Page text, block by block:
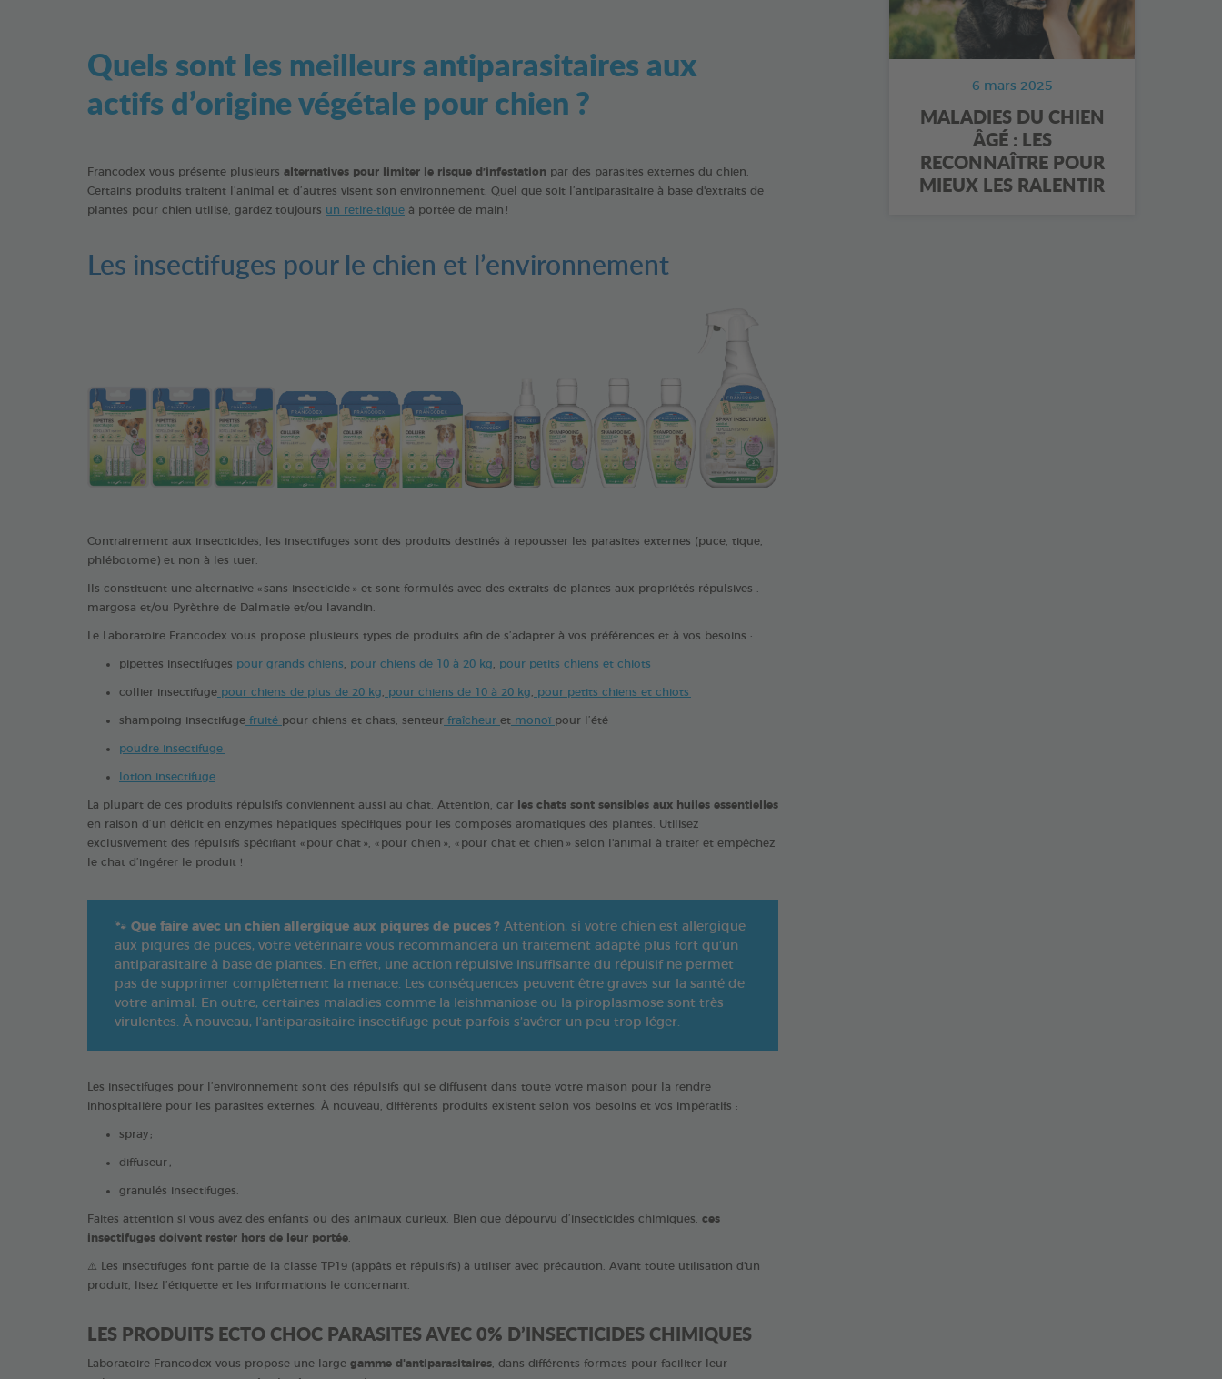
Quels sont les meilleurs antiparasitaires aux
actifs d’origine végétale pour chien ?
Francodex vous présente plusieurs alternatives pour limiter le risque d’infestation par des parasites externes du chien.
Certains produits traitent l’animal et d’autres visent son environnement. Quel que soit l’antiparasitaire à base d'extraits de
plantes pour chien utilisé, gardez toujours un retire-tique à portée de main !
Les insectifuges pour le chien et l’environnement
Contrairement aux insecticides, les insectifuges sont des produits destinés à repousser les parasites externes (puce, tique,
phlébotome) et non à les tuer.
Ils constituent une alternative « sans insecticide » et sont formulés avec des extraits de plantes aux propriétés répulsives :
margosa et/ou Pyrèthre de Dalmatie et/ou lavandin.
Le Laboratoire Francodex vous propose plusieurs types de produits afin de s’adapter à vos préférences et à vos besoins :
pipettes insectifuges pour grands chiens pour chiens de 10 à 20 kg pour petits chiens et chiots
collier insectifuge pour chiens de plus de 20 kg pour chiens de 10 à 20 kg pour petits chiens et chiots
shampoing insectifuge fruité pour chiens et chats, senteur fraîcheur et monoï pour l’été
poudre insectifuge
lotion insectifuge
La plupart de ces produits répulsifs conviennent aussi au chat. Attention, car
les chats sont sensibles aux huiles essentielles
en raison d’un déficit en enzymes hépatiques spécifiques pour les composés aromatiques des plantes. Utilisez
exclusivement des répulsifs spécifiant « pour chat », « pour chien », « pour chat et chien » selon l'animal à traiter et empêchez
le chat d’ingérer le produit !
🐾 Que faire avec un chien allergique aux piqures de puces ? Attention, si votre chien est allergique
aux piqures de puces, votre vétérinaire vous recommandera un traitement adapté plus fort qu’un
antiparasitaire à base de plantes. En effet, une action répulsive insuffisante du répulsif ne permet
pas de supprimer complètement la menace. Les conséquences peuvent être graves sur la santé de
votre animal. En outre, certaines maladies comme la leishmaniose ou la piroplasmose sont très
virulentes. À nouveau, l’antiparasitaire insectifuge peut parfois s’avérer un peu trop léger.
Les insectifuges pour l’environnement sont des répulsifs qui se diffusent dans toute votre maison pour la rendre
inhospitalière pour les parasites externes. À nouveau, différents produits existent selon vos besoins et vos impératifs :
spray ;
diffuseur ;
granulés insectifuges.
Faites attention si vous avez des enfants ou des animaux curieux. Bien que dépourvu d’insecticides chimiques,
ces
insectifuges doivent rester hors de leur portée
⚠️ Les insectifuges font partie de la classe TP19 (appâts et répulsifs) à utiliser avec précaution. Avant toute utilisation d'un
produit, lisez l’étiquette et les informations le concernant.
LES PRODUITS ECTO CHOC PARASITES AVEC 0% D’INSECTICIDES CHIMIQUES
Laboratoire Francodex vous propose une large gamme d'antiparasitaires , dans différents formats pour faciliter leur
6 mars 2025
MALADIES DU CHIEN
ÂGÉ : LES
RECONNAÎTRE POUR
MIEUX LES RALENTIR